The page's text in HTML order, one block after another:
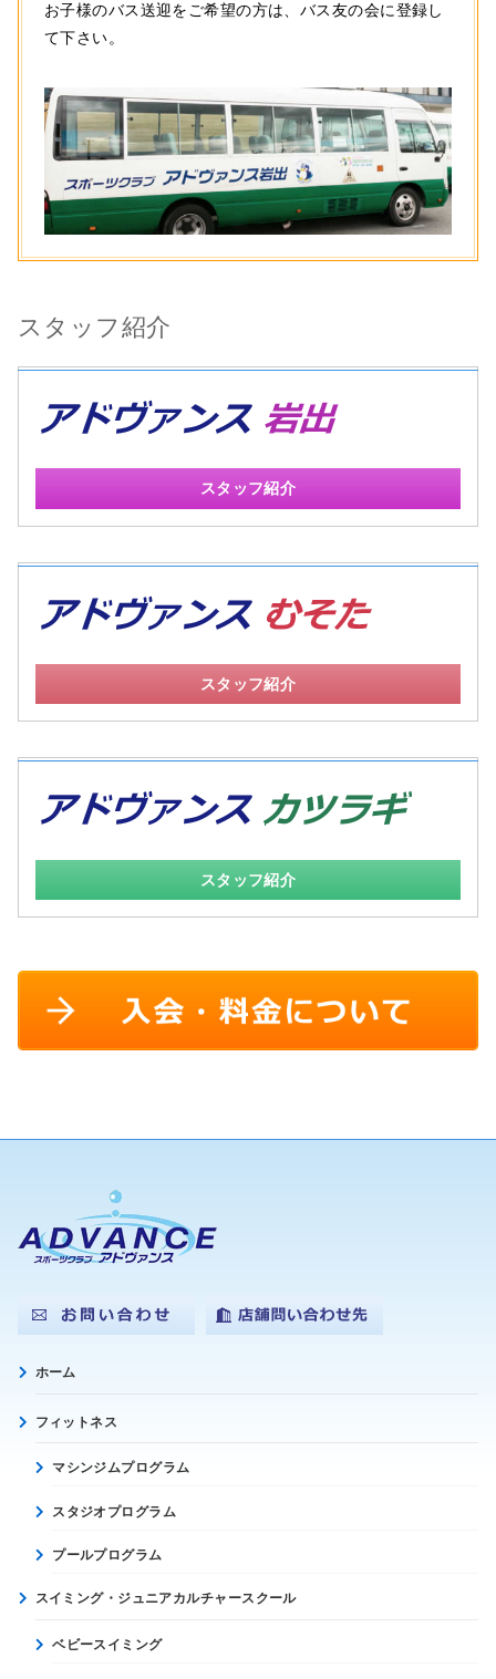
お子様のバス送迎をご希望の方は、バス友の会に登録し
て下さい。
スタッフ紹介
スタッフ紹介
スタッフ紹介
スタッフ紹介
ホーム
フィットネス
マシンジムプログラム
スタジオプログラム
プールプログラム
スイミング・ジュニアカルチャースクール
ベビースイミング